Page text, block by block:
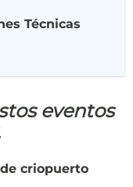
Técnicas
eventos
criopuerto